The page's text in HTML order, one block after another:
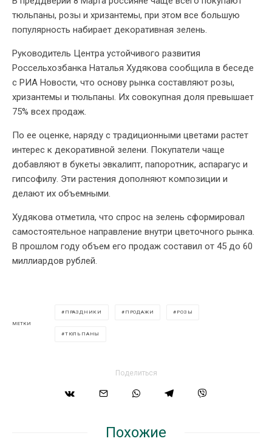
тюльпаны, розы и хризантемы, при этом все большую
популярность набирает декоративная зелень.
Руководитель Центра устойчивого развития
Россельхозбанка Наталья Худякова сообщила в беседе
с РИА Новости, что основу рынка составляют розы,
хризантемы и тюльпаны. Их совокупная доля превышает
75% всех продаж.
По ее оценке, наряду с традиционными цветами растет
интерес к декоративной зелени. Покупатели чаще
добавляют в букеты эвкалипт, папоротник, аспарагус и
гипсофилу. Эти растения дополняют композиции и
делают их объемными.
Худякова отметила, что спрос на зелень сформировал
самостоятельное направление внутри цветочного рынка.
В прошлом году объем его продаж составил от 45 до 60
миллиардов рублей.
МЕТКИ
ПРАЗДНИКИ ПРОДАЖИ РОЗЫ
ТЮЛЬПАНЫ
Поделиться
Похожие